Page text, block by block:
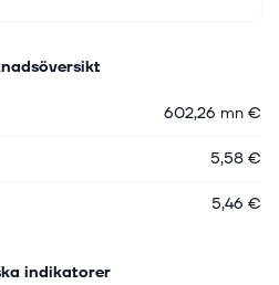
602,26 mn €
5,58 €
5,46 €
indikatorer